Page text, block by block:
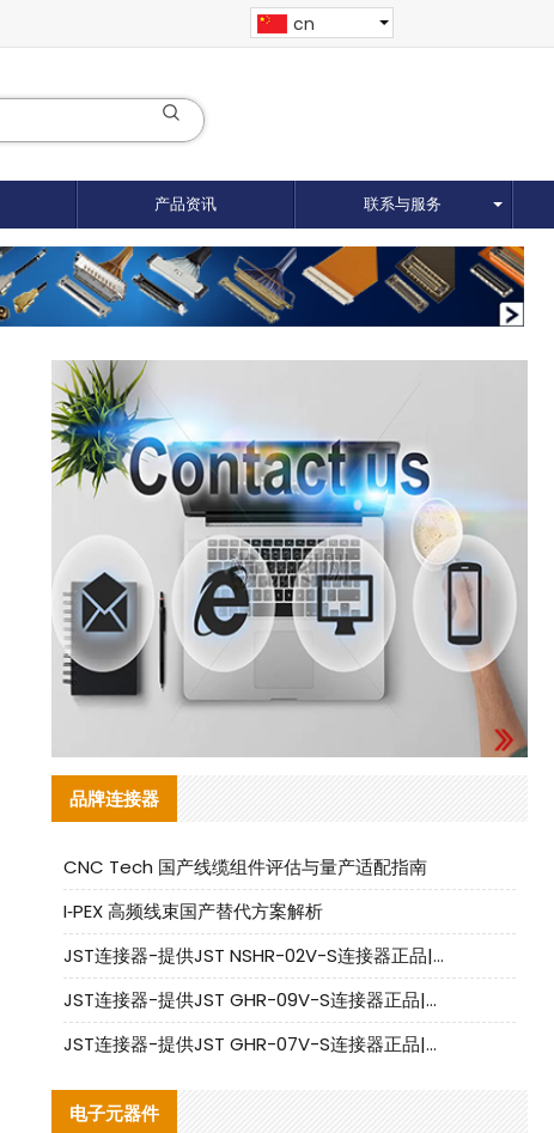
cn
产品资讯 联系与服务
品牌连接器
CNC Tech 国产线缆组件评估与量产适配指南
I‑PEX 高频线束国产替代方案解析
JST连接器-提供JST NSHR-02V-S连接器正品|替代品
JST连接器-提供JST GHR-09V-S连接器正品|替代品
JST连接器-提供JST GHR-07V-S连接器正品|替代品
电子元器件